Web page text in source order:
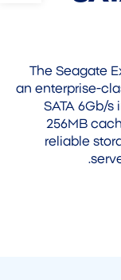
The Seagate
an enterprise-
SATA 6Gb/s
256MB
reliable